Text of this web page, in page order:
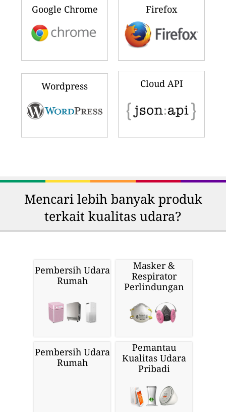
Google Chrome Firefox
Wordpress Cloud API
Mencari lebih banyak produk
terkait kualitas udara?
Pembersih Udara
Rumah
Masker &
Respirator
Perlindungan
Pembersih Udara
Rumah
Pemantau
Kualitas Udara
Pribadi